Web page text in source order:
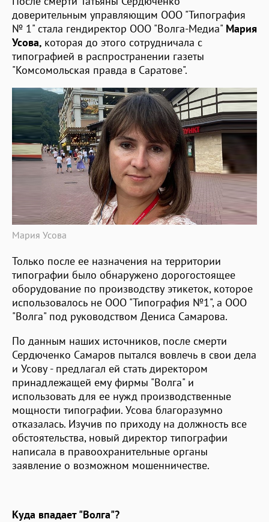
доверительным управляющим ООО "Типография
№ 1" стала гендиректор ООО "Волга-Медиа" Мария
Усова, которая до этого сотрудничала с
типографией в распространении газеты
"Комсомольская правда в Саратове".
Мария Усова
Только после ее назначения на территории
типографии было обнаружено дорогостоящее
оборудование по производству этикеток, которое
использовалось не ООО "Типография №1", а ООО
"Волга" под руководством Дениса Самарова.
По данным наших источников, после смерти
Сердюченко Самаров пытался вовлечь в свои дела
и Усову - предлагал ей стать директором
принадлежащей ему фирмы "Волга" и
использовать для ее нужд производственные
мощности типографии. Усова благоразумно
отказалась. Изучив по приходу на должность все
обстоятельства, новый директор типографии
написала в правоохранительные органы
заявление о возможном мошенничестве.
Куда впадает "Волга"?